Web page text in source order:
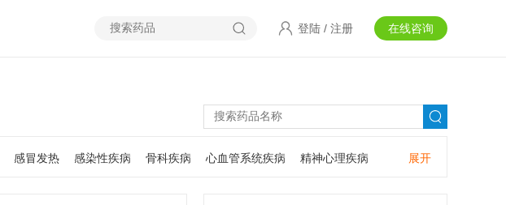
在线咨询
登陆 / 注册
展开
感冒发热 感染性疾病 骨科疾病 心血管系统疾病 精神心理疾病